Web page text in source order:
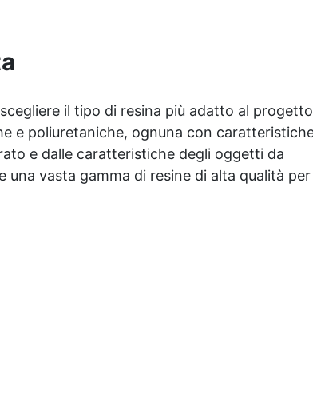
il tipo di resina più adatto al
e poliuretaniche, ognuna con
e dalle caratteristiche degli oggetti da
una vasta gamma di resine di alta qualità per